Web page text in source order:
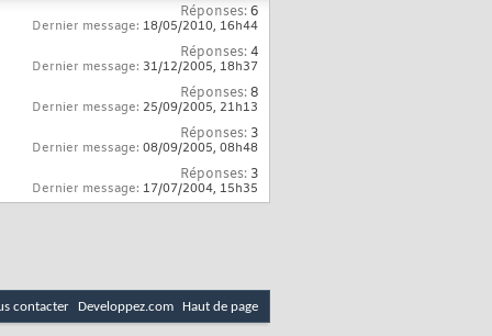
Réponses:6
Dernier message: 18/05/2010, 16h44
Réponses:4
Dernier message: 31/12/2005, 18h37
Réponses:8
Dernier message: 25/09/2005, 21h13
Réponses: 3
Dernier message: 08/09/2005, 08h48
Réponses: 3
Dernier message: 17/07/2004, 15h35
contacter Developpez.com Haut de page